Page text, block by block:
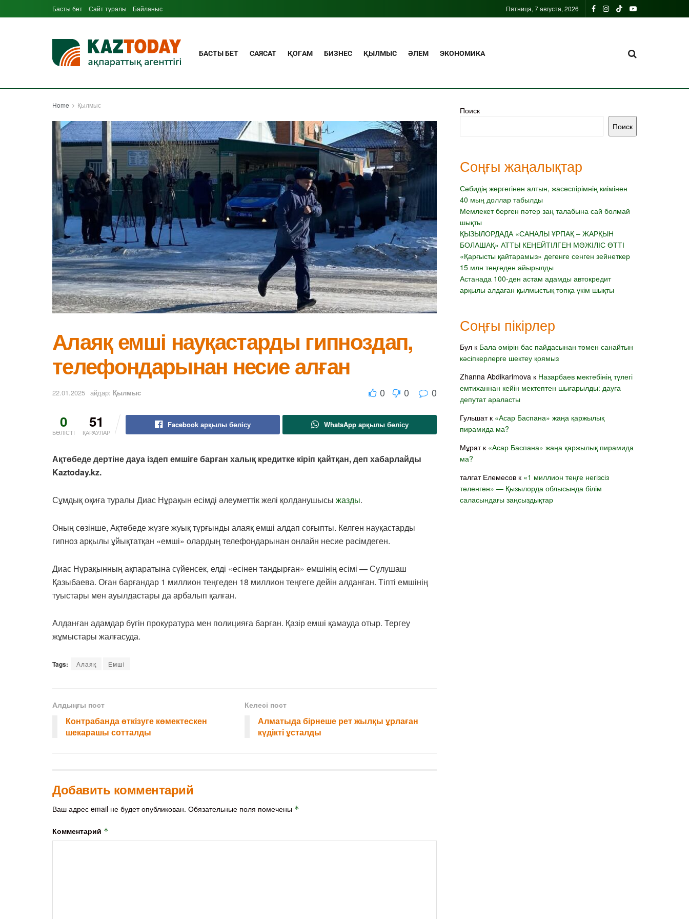
Басты бет Сайт туралы Байланыс Пятница, 7 августа, 2026
БАСТЫ БЕТ САЯСАТ ҚОҒАМ БИЗНЕС ҚЫЛМЫС ӘЛЕМ ЭКОНОМИКА
Home Қылмыс
Алаяқ емші науқастарды гипноздап,
телефондарынан несие алған
22.01.2025 айдар: Қылмыс 0 0 0
0
БӨЛІСТІ
51
ҚАРАУЛАР
Facebook арқылы бөлісу WhatsApp арқылы бөлісу
Ақтөбеде дертіне дауа іздеп емшіге барған халық кредитке кіріп қайтқан, деп хабарлайды
Kaztoday.kz.
Сұмдық оқиға туралы Диас Нұрақын есімді әлеуметтік желі қолданушысы жазды.
Оның сөзінше, Ақтөбеде жүзге жуық тұрғынды алаяқ емші алдап соғыпты. Келген науқастарды
гипноз арқылы ұйықтатқан «емші» олардың телефондарынан онлайн несие рәсімдеген.
Диас Нұрақынның ақпаратына сүйенсек, елді «есінен тандырған» емшінің есімі — Сұлушаш
Қазыбаева. Оған барғандар 1 миллион теңгеден 18 миллион теңгеге дейін алданған. Тіпті емшінің
туыстары мен ауылдастары да арбалып қалған.
Алданған адамдар бүгін прокуратура мен полицияға барған. Қазір емші қамауда отыр. Тергеу
жұмыстары жалғасуда.
Tags: Алаяқ Емші
Алдыңғы пост
Контрабанда өткізуге көмектескен
шекарашы сотталды
Келесі пост
Алматыда бірнеше рет жылқы ұрлаған
күдікті ұсталды
Добавить комментарий
Ваш адрес email не будет опубликован. Обязательные поля помечены *
Комментарий *
Поиск
Поиск
Соңғы жаңалықтар
Сәбидің жөргегінен алтын, жасөспірімнің киімінен
40 мың доллар табылды
Мемлекет берген пәтер заң талабына сай болмай
шықты
ҚЫЗЫЛОРДАДА «САНАЛЫ ҰРПАҚ – ЖАРҚЫН
БОЛАШАҚ» АТТЫ КЕҢЕЙТІЛГЕН МӘЖІЛІС ӨТТІ
«Қарғысты қайтарамыз» дегенге сенген зейнеткер
15 млн теңгеден айырылды
Астанада 100-ден астам адамды автокредит
арқылы алдаған қылмыстық топқа үкім шықты
Соңғы пікірлер
Бул к Бала өмірін бас пайдасынан төмен санайтын
кәсіпкерлерге шектеу қоямыз
Zhanna Abdikarimova к Назарбаев мектебінің түлегі
емтиханнан кейін мектептен шығарылды: дауға
депутат араласты
Гульшатк «Асар Баспана» жаңа қаржылық
пирамида ма?
Мұратк «Асар Баспана» жаңа қаржылық пирамида
ма?
талгат Елемесов к «1 миллион теңге негізсіз
төленген» — Қызылорда облысында білім
саласындағы заңсыздықтар